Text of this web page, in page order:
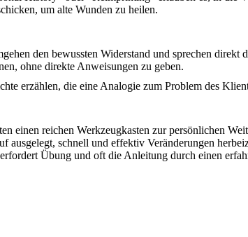
um alte Wunden zu heilen.
den bewussten Widerstand und sprechen
ohne direkte Anweisungen zu geben.
erzählen, die eine Analogie zum Problem des
einen reichen Werkzeugkasten zur persönlichen
ausgelegt, schnell und effektiv Veränderungen
Übung und oft die Anleitung durch einen